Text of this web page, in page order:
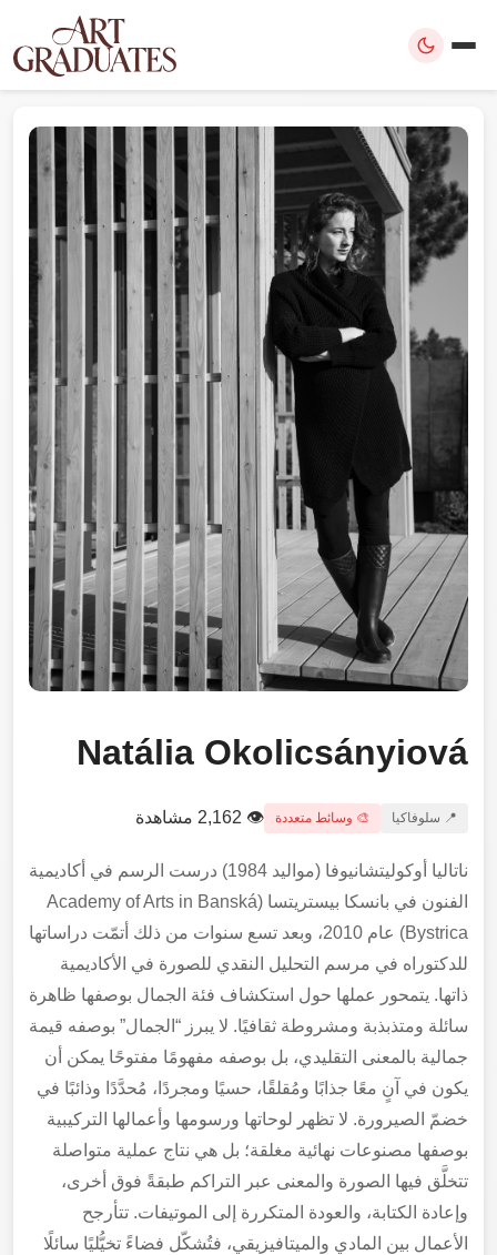
Natália Okolicsányiová
📍 سلوفاكيا 🎨 وسائط متعددة 👁 2,162 مشاهدة
ناتاليا أوكوليتشانيوفا (مواليد 1984) درست الرسم في أكاديمية
الفنون في بانسكا بيستريتسا (Academy of Arts in Banská
Bystrica) عام 2010، وبعد تسع سنوات من ذلك أتمّت دراساتها
للدكتوراه في مرسم التحليل النقدي للصورة في الأكاديمية
ذاتها. يتمحور عملها حول استكشاف فئة الجمال بوصفها ظاهرة
سائلة ومتذبذبة ومشروطة ثقافيًا. لا يبرز “الجمال” بوصفه قيمة
جمالية بالمعنى التقليدي، بل بوصفه مفهومًا مفتوحًا يمكن أن
يكون في آنٍ معًا جذابًا ومُقلقًا، حسيًا ومجردًا، مُحدَّدًا وذائبًا في
خضمّ الصيرورة. لا تظهر لوحاتها ورسومها وأعمالها التركيبية
بوصفها مصنوعات نهائية مغلقة؛ بل هي نتاج عملية متواصلة
تتخلَّق فيها الصورة والمعنى عبر التراكم طبقةً فوق أخرى،
وإعادة الكتابة، والعودة المتكررة إلى الموتيفات. تتأرجح
الأعمال بين المادي والميتافيزيقي، فتُشكّل فضاءً تخيُّليًا سائلًا